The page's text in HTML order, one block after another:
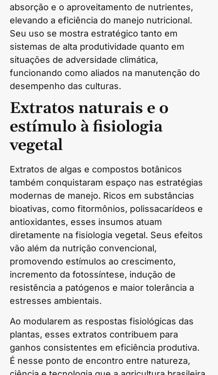
absorção e o aproveitamento de nutrientes,
elevando a eficiência do manejo nutricional.
Seu uso se mostra estratégico tanto em
sistemas de alta produtividade quanto em
situações de adversidade climática,
funcionando como aliados na manutenção do
desempenho das culturas.
Extratos naturais e o
estímulo à fisiologia
vegetal
Extratos de algas e compostos botânicos
também conquistaram espaço nas estratégias
modernas de manejo. Ricos em substâncias
bioativas, como fitormônios, polissacarídeos e
antioxidantes, esses insumos atuam
diretamente na fisiologia vegetal. Seus efeitos
vão além da nutrição convencional,
promovendo estímulos ao crescimento,
incremento da fotossíntese, indução de
resistência a patógenos e maior tolerância a
estresses ambientais.
Ao modularem as respostas fisiológicas das
plantas, esses extratos contribuem para
ganhos consistentes em eficiência produtiva.
É nesse ponto de encontro entre natureza,